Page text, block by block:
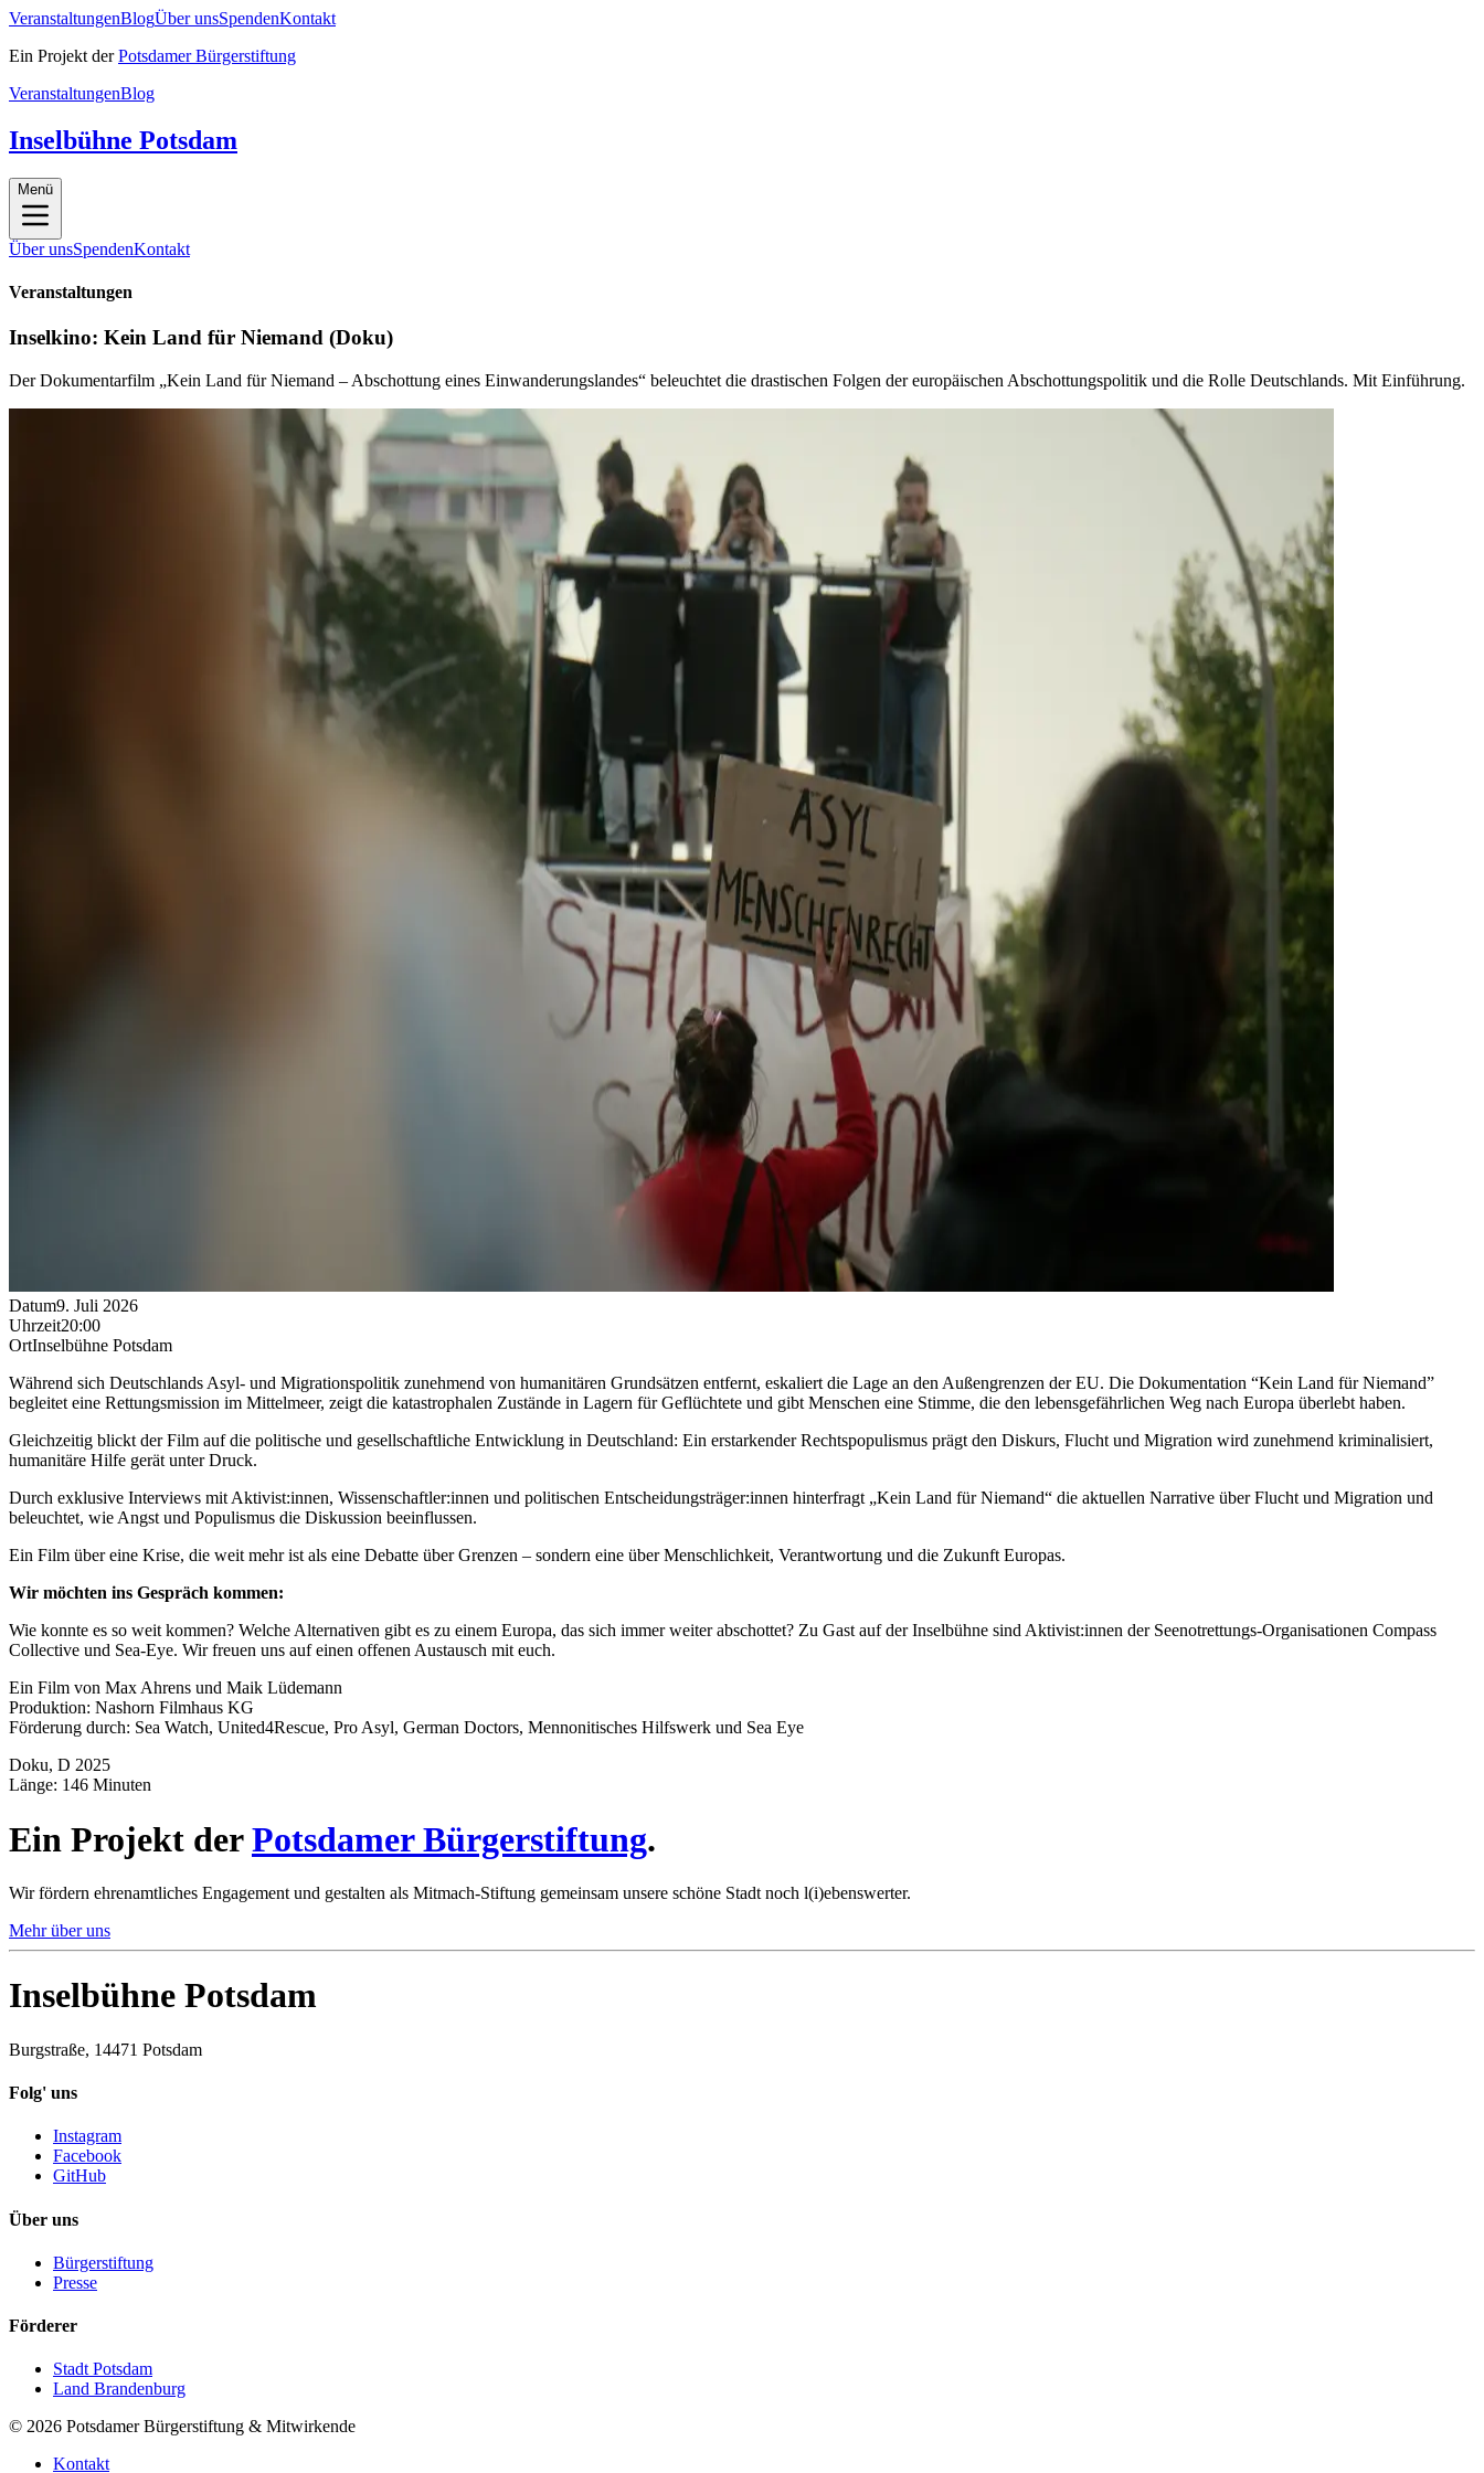
VeranstaltungenBlogÜber unsSpendenKontakt
Ein Projekt der Potsdamer Bürgerstiftung
VeranstaltungenBlog
Inselbühne Potsdam
Menü
Über unsSpendenKontakt
Veranstaltungen
Inselkino: Kein Land für Niemand (Doku)
Der Dokumentarfilm „Kein Land für Niemand – Abschottung eines Einwanderungslandes“ beleuchtet die drastischen Folgen der europäischen Abschottungspolitik und die Rolle Deutschlands. Mit Einführung.
Datum9. Juli 2026
Uhrzeit20:00
OrtInselbühne Potsdam
Während sich Deutschlands Asyl- und Migrationspolitik zunehmend von humanitären Grundsätzen entfernt, eskaliert die Lage an den Außengrenzen der EU. Die Dokumentation “Kein Land für Niemand”
begleitet eine Rettungsmission im Mittelmeer, zeigt die katastrophalen Zustände in Lagern für Geflüchtete und gibt Menschen eine Stimme, die den lebensgefährlichen Weg nach Europa überlebt haben.
Gleichzeitig blickt der Film auf die politische und gesellschaftliche Entwicklung in Deutschland: Ein erstarkender Rechtspopulismus prägt den Diskurs, Flucht und Migration wird zunehmend kriminalisiert,
humanitäre Hilfe gerät unter Druck.
Durch exklusive Interviews mit Aktivist:innen, Wissenschaftler:innen und politischen Entscheidungsträger:innen hinterfragt „Kein Land für Niemand“ die aktuellen Narrative über Flucht und Migration und
beleuchtet, wie Angst und Populismus die Diskussion beeinflussen.
Ein Film über eine Krise, die weit mehr ist als eine Debatte über Grenzen – sondern eine über Menschlichkeit, Verantwortung und die Zukunft Europas.
Wir möchten ins Gespräch kommen:
Wie konnte es so weit kommen? Welche Alternativen gibt es zu einem Europa, das sich immer weiter abschottet? Zu Gast auf der Inselbühne sind Aktivist:innen der Seenotrettungs-Organisationen Compass
Collective und Sea-Eye. Wir freuen uns auf einen offenen Austausch mit euch.
Ein Film von Max Ahrens und Maik Lüdemann
Produktion: Nashorn Filmhaus KG
Förderung durch: Sea Watch, United4Rescue, Pro Asyl, German Doctors, Mennonitisches Hilfswerk und Sea Eye
Doku, D 2025
Länge: 146 Minuten
Ein Projekt der Potsdamer Bürgerstiftung.
Wir fördern ehrenamtliches Engagement und gestalten als Mitmach-Stiftung gemeinsam unsere schöne Stadt noch l(i)ebenswerter.
Mehr über uns
Inselbühne Potsdam
Burgstraße, 14471 Potsdam
Folg' uns
Instagram
Facebook
GitHub
Über uns
Bürgerstiftung
Presse
Förderer
Stadt Potsdam
Land Brandenburg
© 2026 Potsdamer Bürgerstiftung & Mitwirkende
Kontakt